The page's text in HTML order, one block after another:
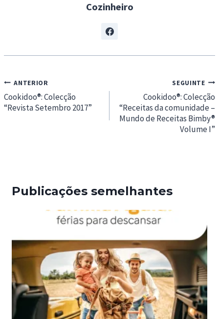
Cozinheiro
Navegação
de
artigos
ANTERIOR
Cookidoo®: Colecção
“Revista Setembro 2017”
SEGUINTE
Cookidoo®: Colecção
“Receitas da comunidade –
Mundo de Receitas Bimby®
Volume I”
Publicações semelhantes